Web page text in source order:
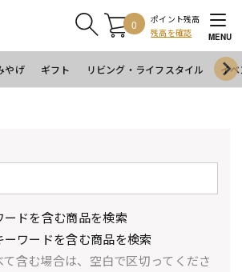
0
ポイント残高
残高を確認
MENU
やげ ギフト リビング・ライフスタイル イ
ードを含む商品を検索
ーワードを含む商品を検索
含む場合は、空白で区切ってくださ